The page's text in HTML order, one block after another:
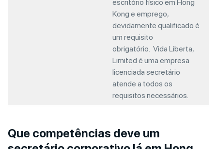
escritório físico em Hong
Kong e emprego,
devidamente qualificado é
um requisito
obrigatório. Vida Liberta,
Limited é uma empresa
licenciada secretário
atende a todos os
requisitos necessários.
Que competências deve um